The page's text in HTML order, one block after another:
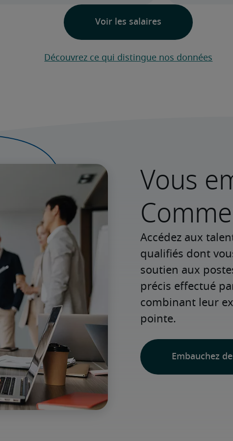
Découvrez ce qui distingue nos données
Vous
Accédez aux
qualifiés dont
soutien aux
précis effectué
combinant leur
pointe.
Embauchez